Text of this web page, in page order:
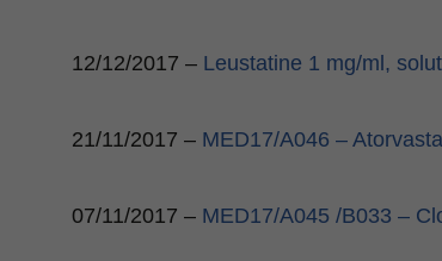
12/12/2017 – Leustatine 1 mg/ml,
21/11/2017 – MED17/A046 –
07/11/2017 – MED17/A045 /B033 –